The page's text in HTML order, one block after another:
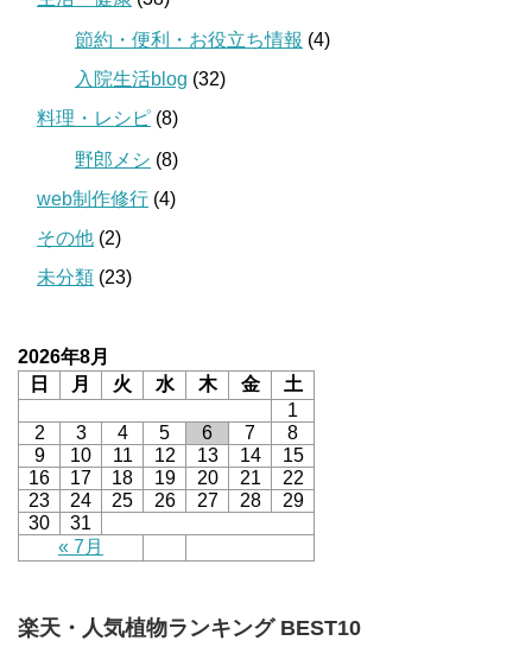
節約・便利・お役立ち情報 (4)
入院生活blog (32)
料理・レシピ (8)
野郎メシ (8)
web制作修行 (4)
その他 (2)
未分類 (23)
2026年8月
日
月 火 水 木 金 土
« 7月
1
2
3 4 5 6 7
8
9
10 11 12 13 14
15
16
17 18 19 20 21
22
23
24 25 26 27 28
29
30
31
楽天・人気植物ランキング BEST10